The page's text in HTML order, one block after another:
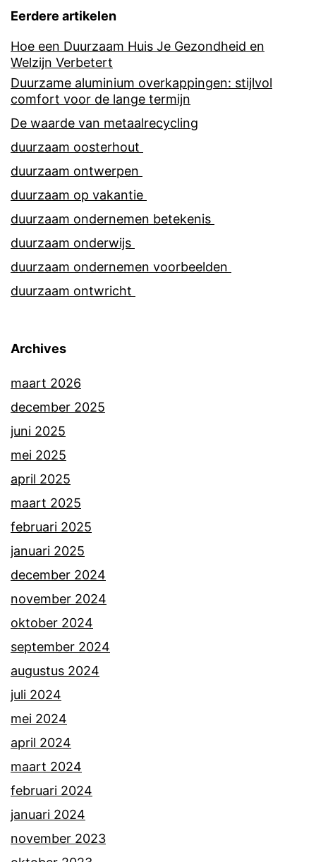
Eerdere artikelen
Hoe een Duurzaam Huis Je Gezondheid en
Welzijn Verbetert
Duurzame aluminium overkappingen: stijlvol
comfort voor de lange termijn
De waarde van metaalrecycling
duurzaam oosterhout
duurzaam ontwerpen
duurzaam op vakantie
duurzaam ondernemen betekenis
duurzaam onderwijs
duurzaam ondernemen voorbeelden
duurzaam ontwricht
Archives
maart 2026
december 2025
juni 2025
mei 2025
april 2025
maart 2025
februari 2025
januari 2025
december 2024
november 2024
oktober 2024
september 2024
augustus 2024
juli 2024
mei 2024
april 2024
maart 2024
februari 2024
januari 2024
november 2023